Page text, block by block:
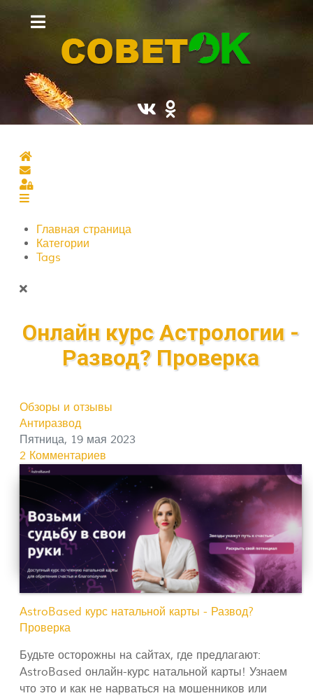
Главная страница
Подписаться на блог
Sign In
Главная страница
Категории
Tags
Онлайн курс Астрологии -
Развод? Проверка
Обзоры и отзывы
Антиразвод
Пятница, 19 мая 2023
2 Комментариев
AstroBased курс натальной карты - Развод?
Проверка
Будьте осторожны на сайтах, где предлагают:
AstroBased онлайн-курс натальной карты! Узнаем
что это и как не нарваться на мошенников или